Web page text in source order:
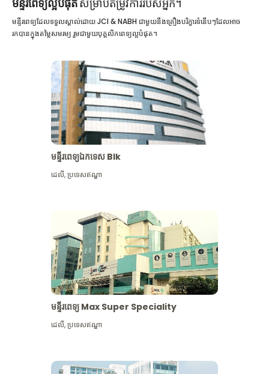
មន្ទីរពេទ្យល្អបំផុតសម្រាប់តម្រូវការរបស់អ្នក។
មន្ទីរពេទ្យដែលទទួលស្គាល់ដោយ JCI & NABH ជាមួយនឹងគ្រឿងបរិក្ខារទំនើបៗដែលអាច
រកបានក្នុងតម្លៃសមរម្យ រួមជាមួយបុគ្គលិកពេទ្យល្អបំផុត។
មន្ទីរពេទ្យឯកទេស Blk
ដេលី,ប្រទេសឥណ្ឌា
មន្ទីរពេទ្យ Max Super Speciality
ដេលី,ប្រទេសឥណ្ឌា